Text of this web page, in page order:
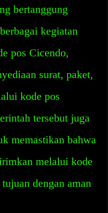
bertanggung
kegiatan
pos Cicendo,
surat, paket,
kode pos
tersebut juga
memastikan bahwa
melalui kode
dengan aman